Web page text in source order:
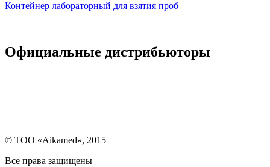
Контейнер лабораторный для взятия проб
Официальные дистрибьюторы
© ТОО «Aikamed», 2015
Все права защищены